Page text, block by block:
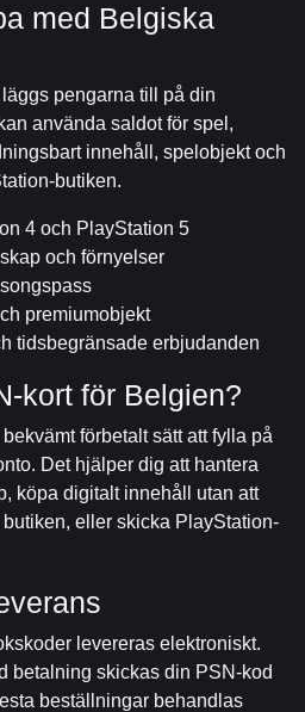
med Belgiska
pengarna till på din
använda saldot för spel,
innehåll, spelobjekt och
butiken.
4 och PlayStation 5
och förnyelser
premiumobjekt
tidsbegränsade erbjudanden
kort för Belgien?
förbetalt sätt att fylla på
Det hjälper dig att hantera
köpa digitalt innehåll utan att
eller skicka PlayStation-
levereras elektroniskt.
betalning skickas din PSN-kod
beställningar behandlas